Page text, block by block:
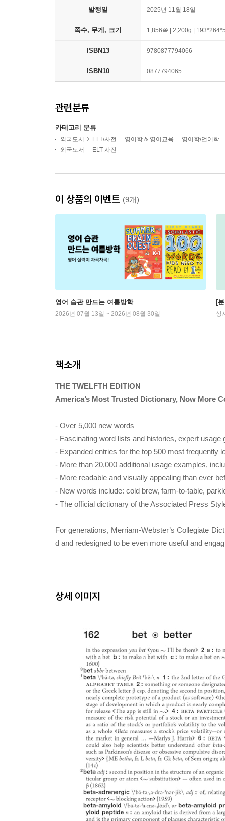
발행일 2025년 11월 18일
쪽수, 무게, 크기 1,856쪽 | 2,200g |
ISBN13 9780877794066
ISBN10 0877794065
관련분류
카테고리 분류
외국도서 ELT/사전 영어학 & 영어교육
영어학/언어학
외국도서
ELT 사전
이 상품의 이벤트 (9개)
영어 습관 만드는 여름방학
2026년 07월 13일 ~ 2026년 08월 30일
[
상
책소개
THE TWELFTH EDITION
America’s Most Trusted Dictionary, Now More
- Over 5,000 new words
- Fascinating word lists and histories, expert usage
- Expanded entries for the top 500 most frequently
- More than 20,000 additional usage examples,
- More readable and visually appealing than ever
- New words include: cold brew, farm-to-table,
- The official dictionary of the Associated Press
For generations, Merriam-Webster’s Collegiate
d and redesigned to be even more useful and
상세 이미지